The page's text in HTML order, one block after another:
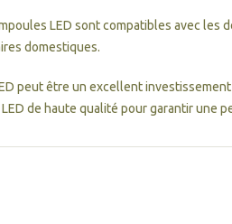
LED sont compatibles avec les
domestiques.
peut être un excellent
de haute qualité pour garantir une